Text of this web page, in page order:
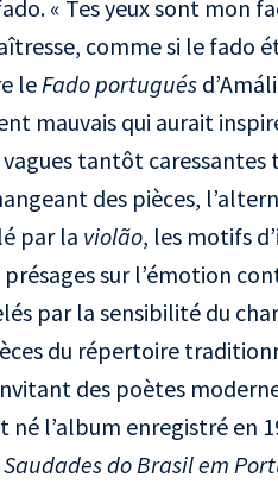
« Tes yeux sont mon
comme si le fado
le Fado portugués
mauvais qui aurait
vagues tantôt
des pièces,
par la violão, les motifs
sur l’émotion
par la sensibilité du
du répertoire
des poètes
né l’album enregistré en
Saudades do Brasil em